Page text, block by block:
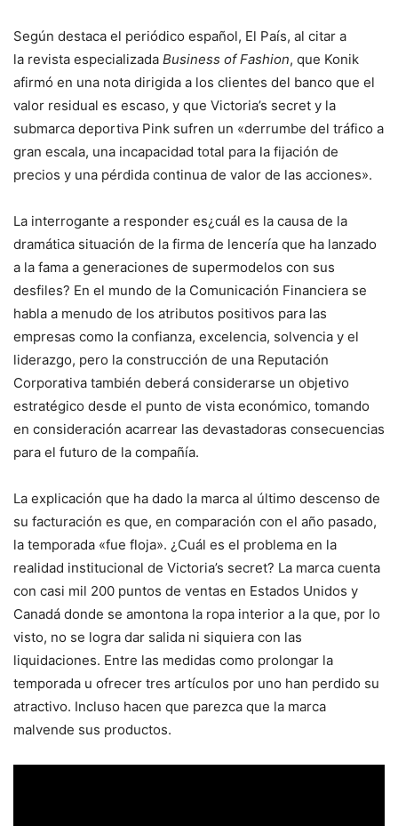
Según destaca el periódico español, El País, al citar a
la revista especializada Business of Fashion, que Konik
afirmó en una nota dirigida a los clientes del banco que el
valor residual es escaso, y que Victoria’s secret y la
submarca deportiva Pink sufren un «derrumbe del tráfico a
gran escala, una incapacidad total para la fijación de
precios y una pérdida continua de valor de las acciones».
La interrogante a responder es¿cuál es la causa de la
dramática situación de la firma de lencería que ha lanzado
a la fama a generaciones de supermodelos con sus
desfiles? En el mundo de la Comunicación Financiera se
habla a menudo de los atributos positivos para las
empresas como la confianza, excelencia, solvencia y el
liderazgo, pero la construcción de una Reputación
Corporativa también deberá considerarse un objetivo
estratégico desde el punto de vista económico, tomando
en consideración acarrear las devastadoras consecuencias
para el futuro de la compañía.
La explicación que ha dado la marca al último descenso de
su facturación es que, en comparación con el año pasado,
la temporada «fue floja». ¿Cuál es el problema en la
realidad institucional de Victoria’s secret? La marca cuenta
con casi mil 200 puntos de ventas en Estados Unidos y
Canadá donde se amontona la ropa interior a la que, por lo
visto, no se logra dar salida ni siquiera con las
liquidaciones. Entre las medidas como prolongar la
temporada u ofrecer tres artículos por uno han perdido su
atractivo. Incluso hacen que parezca que la marca
malvende sus productos.